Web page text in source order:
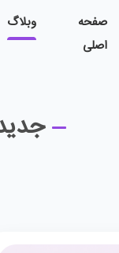
صفحه
اصلی
وبلاگ